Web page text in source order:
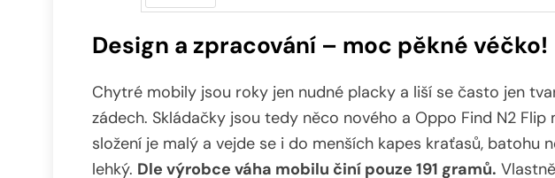
Design a zpracování – moc pěkné véčko!
Chytré mobily jsou roky jen nudné placky a liší se často jen
zádech. Skládačky jsou tedy něco nového a Oppo Find N2 Flip
složení je malý a vejde se i do menších kapes kraťasů, batohu
lehký. Dle výrobce váha mobilu činí pouze 191 gramů.